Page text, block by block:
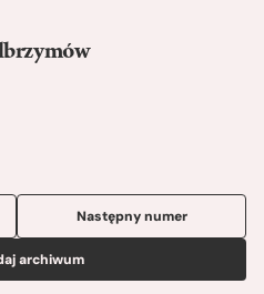
archiwum
Następny numer